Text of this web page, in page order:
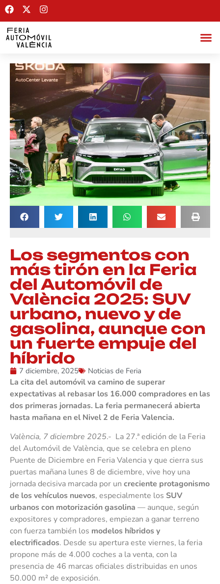
Los segmentos con
más tirón en la Feria
del Automóvil de
València 2025: SUV
urbano, nuevo y de
gasolina, aunque con
un fuerte empuje del
híbrido
7 diciembre, 2025 Noticias de Feria
La cita del automóvil va camino de superar
expectativas al rebasar los 16.000 compradores en las
dos primeras jornadas. La feria permanecerá abierta
hasta mañana en el Nivel 2 de Feria Valencia.
València, 7 diciembre 2025.- La 27.ª edición de la Feria
del Automóvil de València, que se celebra en pleno
Puente de Diciembre en Feria Valencia y que cierra sus
puertas mañana lunes 8 de diciembre, vive hoy una
jornada decisiva marcada por un creciente protagonismo
de los vehículos nuevos, especialmente los SUV
urbanos con motorización gasolina — aunque, según
expositores y compradores, empiezan a ganar terreno
con fuerza también los modelos híbridos y
electrificados. Desde su apertura este viernes, la feria
propone más de 4.000 coches a la venta, con la
presencia de 46 marcas oficiales distribuidas en unos
50.000 m² de exposición.